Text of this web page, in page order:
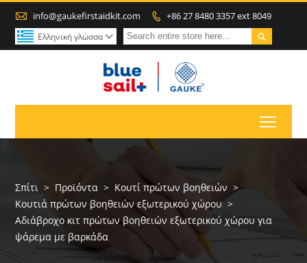
 info@gaukefirstaidkit.com  +86 27 8480 3357 ext 8049

Ελληνική γλώσσα 
Σπίτι > Προϊόντα > Κουτί πρώτων βοηθειών >
Κουτιά πρώτων βοηθειών εξωτερικού χώρου >
Αδιάβροχο κιτ πρώτων βοηθειών εξωτερικού χώρου για
ψάρεμα με βαρκάδα